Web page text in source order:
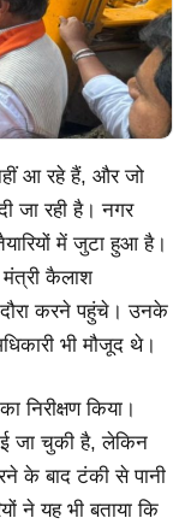
आ रहे हैं, और जो
जा रही है। नगर
में जुटा हुआ है।
मंत्री कैलाश
दौरा करने पहुंचे। उनके
भी मौजूद थे।
निरीक्षण किया।
जा चुकी है, लेकिन
के बाद टंकी से पानी
ने यह भी बताया कि